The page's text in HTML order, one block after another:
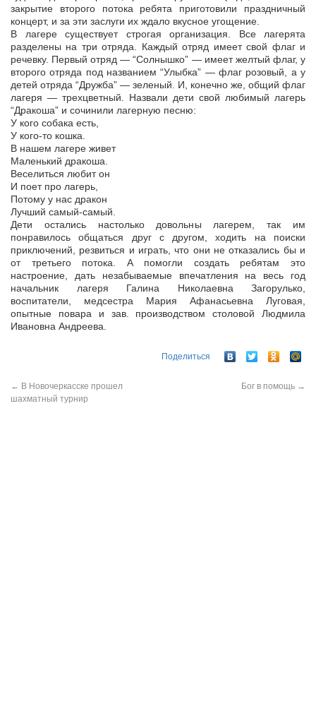
закрытие второго потока ребята приготовили праздничный
концерт, и за эти заслуги их ждало вкусное угощение.
В лагере существует строгая организация. Все лагерята
разделены на три отряда. Каждый отряд имеет свой флаг и
речевку. Первый отряд — “Солнышко” — имеет желтый флаг, у
второго отряда под названием “Улыбка” — флаг розовый, а у
детей отряда “Дружба” — зеленый. И, конечно же, общий флаг
лагеря — трехцветный. Назвали дети свой любимый лагерь
“Дракоша” и сочинили лагерную песню:
У кого собака есть,
У кого-то кошка.
В нашем лагере живет
Маленький дракоша.
Веселиться любит он
И поет про лагерь,
Потому у нас дракон
Лучший самый-самый.
Дети остались настолько довольны лагерем, так им
понравилось общаться друг с другом, ходить на поиски
приключений, резвиться и играть, что они не отказались бы и
от третьего потока. А помогли создать ребятам это
настроение, дать незабываемые впечатления на весь год
начальник лагеря Галина Николаевна Загорулько,
воспитатели, медсестра Мария Афанасьевна Луговая,
опытные повара и зав. производством столовой Людмила
Ивановна Андреева.
Поделиться
← В Новочеркасске прошел
шахматный турнир
Бог в помощь →